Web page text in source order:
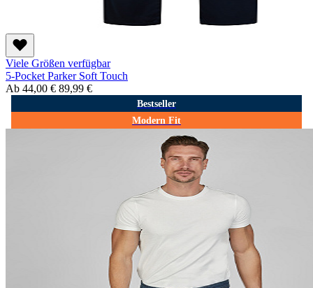
Viele Größen verfügbar
5-Pocket Parker Soft Touch
Ab 44,00 € 89,99 €
Bestseller
Modern Fit